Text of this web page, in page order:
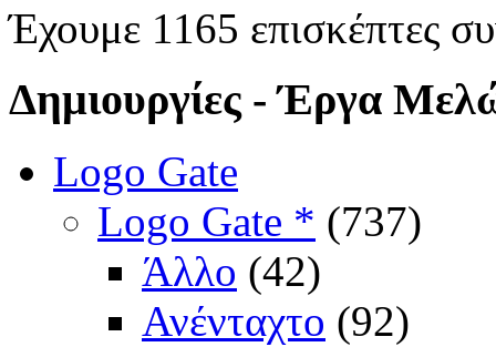
Έχουμε 1165 επισκέπτες
Δημιουργίες - Έργα
Logo Gate
Logo Gate * (737)
Άλλο (42)
Ανένταχτο (92)